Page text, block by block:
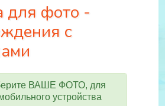
для фото -
с
ВАШЕ ФОТО, для
устройства